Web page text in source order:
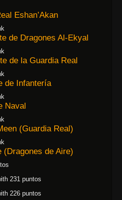
Eshan’Akan
de Dragones Al-Ekyal
de la Guardia Real
de Infantería
Naval
(Guardia Real)
(Dragones de Aire)
231 puntos
226 puntos